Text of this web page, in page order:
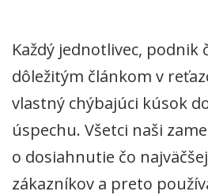
Každý jednotlivec, podnik
dôležitým článkom v
vlastný chýbajúci kúsok
úspechu. Všetci naši
o dosiahnutie čo
zákazníkov a preto